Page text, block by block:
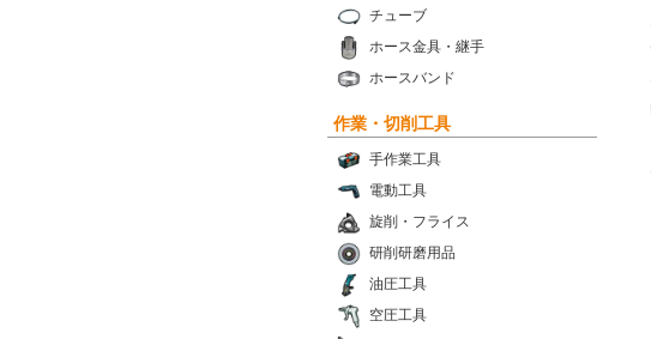
チューブ
ホース金具・継手
ホースバンド
作業・切削工具
手作業工具
電動工具
旋削・フライス
研削研磨用品
油圧工具
空圧工具